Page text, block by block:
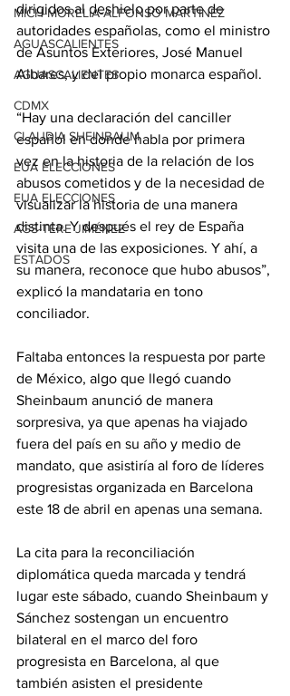
MICH-MORELIA-ALFONSO MARTÍNEZ
AGUASCALIENTES
AGUASCALIENTES
CDMX
CLAUDIA SHEINBAUM
EUA ELECCIONES
EUA ELECCIONES
AGS-TERE JIMÉNEZ
ESTADOS
dirigidos al deshielo por parte de
autoridades españolas, como el ministro
de Asuntos Exteriores, José Manuel
Albares, y del propio monarca español.
“Hay una declaración del canciller
español en donde habla por primera
vez en la historia de la relación de los
abusos cometidos y de la necesidad de
visualizar la historia de una manera
distinta. Y después el rey de España
visita una de las exposiciones. Y ahí, a
su manera, reconoce que hubo abusos”,
explicó la mandataria en tono
conciliador.
Faltaba entonces la respuesta por parte
de México, algo que llegó cuando
Sheinbaum anunció de manera
sorpresiva, ya que apenas ha viajado
fuera del país en su año y medio de
mandato, que asistiría al foro de líderes
progresistas organizada en Barcelona
este 18 de abril en apenas una semana.
La cita para la reconciliación
diplomática queda marcada y tendrá
lugar este sábado, cuando Sheinbaum y
Sánchez sostengan un encuentro
bilateral en el marco del foro
progresista en Barcelona, al que
también asisten el presidente